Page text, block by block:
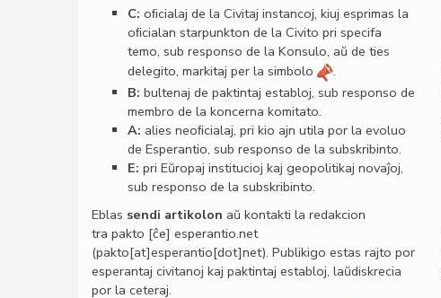
C: oﬁcialaj de la Civitaj instancoj, kiuj esprimas la
oﬁcialan starpunkton de la Civito pri specifa
temo, sub responso de la Konsulo, aŭ de ties
delegito, markitaj per la simbolo
.
B: bultenaj de paktintaj establoj, sub responso de
membro de la koncerna komitato.
A: alies neoﬁcialaj, pri kio ajn utila por la evoluo
de Esperantio, sub responso de la subskribinto.
E: pri Eŭropaj institucioj kaj geopolitikaj novaĵoj,
sub responso de la subskribinto.
Eblas sendi artikolon aŭ kontakti la redakcion
tra pakto [ĉe] esperantio.net
(pakto[at]esperantio[dot]net). Publikigo estas rajto por
esperantaj civitanoj kaj paktintaj establoj, laŭdiskrecia
por la ceteraj.